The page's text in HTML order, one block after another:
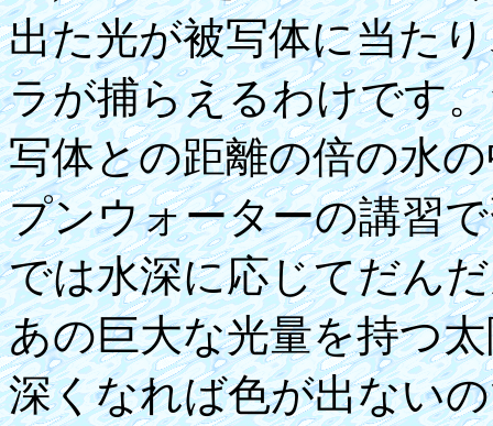
出た光が被写体に当た
ラが捕らえるわけです
写体との距離の倍の水
プンウォーターの講習
では水深に応じてだん
あの巨大な光量を持つ
深くなれば色が出ない